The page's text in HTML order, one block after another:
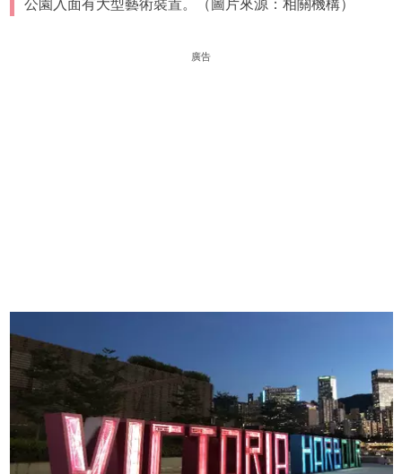
公園入面有大型藝術裝置。（圖片來源：相關機構）
廣告